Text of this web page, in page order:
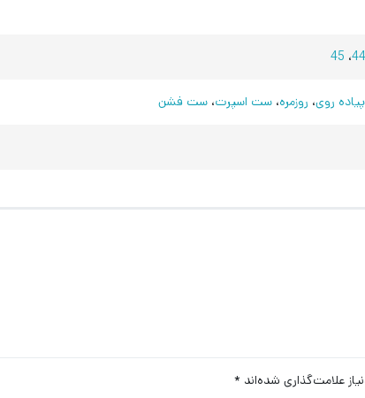
44، 45
پیاده روی، روزمره، ست اسپرت، ست فشن
علامت‌گذاری شده‌اند *